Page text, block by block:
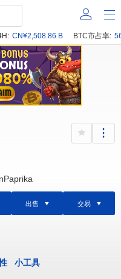
CN¥2,508.86 B BTC市占率:
出售 交易
小工具